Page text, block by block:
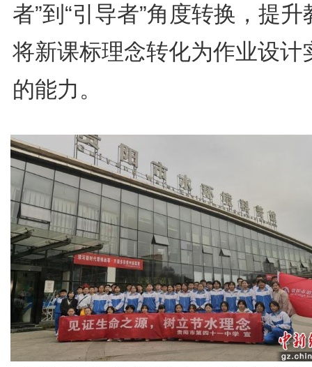
者”到“引导者”角度转换，提升
将新课标理念转化为作业设计
的能力。